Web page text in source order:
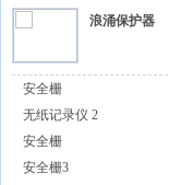
浪涌保护器
安全栅
无纸记录仪 2
安全栅
安全栅3